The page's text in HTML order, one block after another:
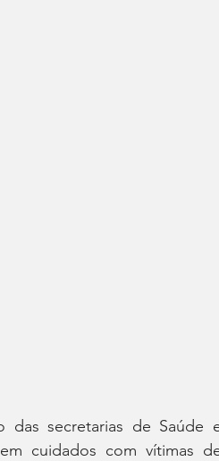
das secretarias de Saúde
cuidados com vítimas